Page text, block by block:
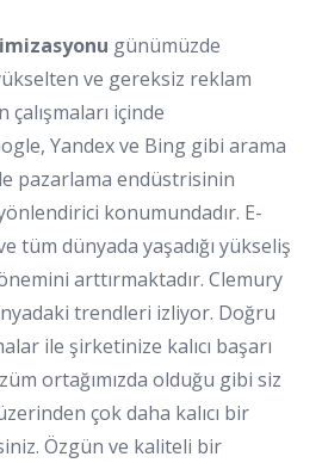
günümüzde
ve gereksiz reklam
çalışmaları içinde
Yandex ve Bing gibi arama
pazarlama endüstrisinin
konumundadır. E-
tüm dünyada yaşadığı yükseliş
arttırmaktadır. Clemury
trendleri izliyor. Doğru
ile şirketinize kalıcı başarı
ortağımızda olduğu gibi siz
çok daha kalıcı bir
Özgün ve kaliteli bir